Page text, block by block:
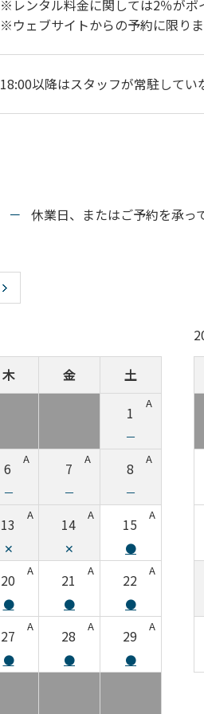
※レンタル料金に関しては2％がポ
※ウェブサイトからの予約に限りま
18:00以降はスタッフが常駐してい
－ 休業日、またはご予約を承っ
木 金
土
1
A
－
6
A
－
7
A
－
8
A
－
13
A
✕
14
A
✕
15
A
●
20
A
●
21
A
●
22
A
●
27
A
●
28
A
●
29
A
●